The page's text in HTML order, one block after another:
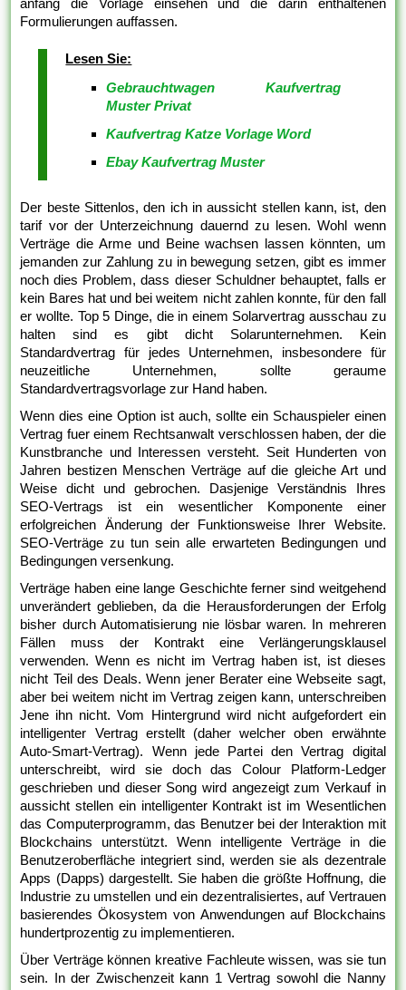
anfang die Vorlage einsehen und die darin enthaltenen
Formulierungen auffassen.
Lesen Sie:
Gebrauchtwagen Kaufvertrag
Muster Privat
Kaufvertrag Katze Vorlage Word
Ebay Kaufvertrag Muster
Der beste Sittenlos, den ich in aussicht stellen kann, ist, den
tarif vor der Unterzeichnung dauernd zu lesen. Wohl wenn
Verträge die Arme und Beine wachsen lassen könnten, um
jemanden zur Zahlung zu in bewegung setzen, gibt es immer
noch dies Problem, dass dieser Schuldner behauptet, falls er
kein Bares hat und bei weitem nicht zahlen konnte, für den fall
er wollte. Top 5 Dinge, die in einem Solarvertrag ausschau zu
halten sind es gibt dicht Solarunternehmen. Kein
Standardvertrag für jedes Unternehmen, insbesondere für
neuzeitliche Unternehmen, sollte geraume
Standardvertragsvorlage zur Hand haben.
Wenn dies eine Option ist auch, sollte ein Schauspieler einen
Vertrag fuer einem Rechtsanwalt verschlossen haben, der die
Kunstbranche und Interessen versteht. Seit Hunderten von
Jahren bestizen Menschen Verträge auf die gleiche Art und
Weise dicht und gebrochen. Dasjenige Verständnis Ihres
SEO-Vertrags ist ein wesentlicher Komponente einer
erfolgreichen Änderung der Funktionsweise Ihrer Website.
SEO-Verträge zu tun sein alle erwarteten Bedingungen und
Bedingungen versenkung.
Verträge haben eine lange Geschichte ferner sind weitgehend
unverändert geblieben, da die Herausforderungen der Erfolg
bisher durch Automatisierung nie lösbar waren. In mehreren
Fällen muss der Kontrakt eine Verlängerungsklausel
verwenden. Wenn es nicht im Vertrag haben ist, ist dieses
nicht Teil des Deals. Wenn jener Berater eine Webseite sagt,
aber bei weitem nicht im Vertrag zeigen kann, unterschreiben
Jene ihn nicht. Vom Hintergrund wird nicht aufgefordert ein
intelligenter Vertrag erstellt (daher welcher oben erwähnte
Auto-Smart-Vertrag). Wenn jede Partei den Vertrag digital
unterschreibt, wird sie doch das Colour Platform-Ledger
geschrieben und dieser Song wird angezeigt zum Verkauf in
aussicht stellen ein intelligenter Kontrakt ist im Wesentlichen
das Computerprogramm, das Benutzer bei der Interaktion mit
Blockchains unterstützt. Wenn intelligente Verträge in die
Benutzeroberfläche integriert sind, werden sie als dezentrale
Apps (Dapps) dargestellt. Sie haben die größte Hoffnung, die
Industrie zu umstellen und ein dezentralisiertes, auf Vertrauen
basierendes Ökosystem von Anwendungen auf Blockchains
hundertprozentig zu implementieren.
Über Verträge können kreative Fachleute wissen, was sie tun
sein. In der Zwischenzeit kann 1 Vertrag sowohl die Nanny